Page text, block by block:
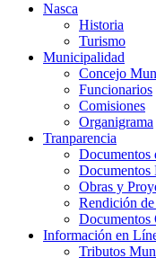
Nasca
Historia
Turismo
Municipalidad
Concejo
Funcionarios
Comisiones
Organigrama
Tranparencia
Documentos
Documentos
Obras y
Rendición
Documentos
Información en
Tributos